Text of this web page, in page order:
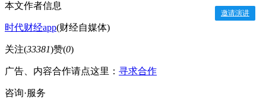
本文作者信息
时代财经app(财经自媒体)
关注(33381)赞(0)
邀请演讲
广告、内容合作请点这里： 寻求合作
咨询·服务